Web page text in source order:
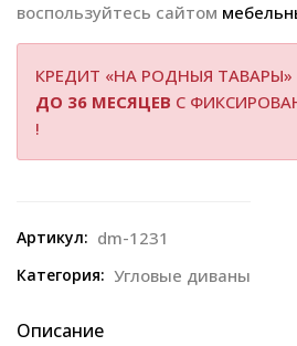
воспользуйтесь сайтом
КРЕДИТ «НА РОДНЫЯ ТАВАРЫ»
ДО 36 МЕСЯЦЕВ С
!
Артикул: dm-1231
Категория: Угловые диваны
Описание